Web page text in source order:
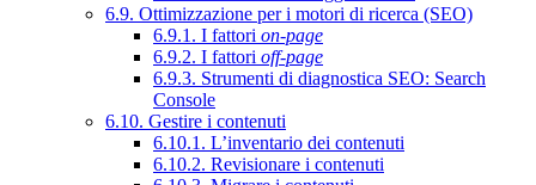
6.9. Ottimizzazione per i motori di ricerca (SEO)
6.9.1. I fattori on-page
6.9.2. I fattori off-page
6.9.3. Strumenti di diagnostica SEO: Search
Console
6.10. Gestire i contenuti
6.10.1. L’inventario dei contenuti
6.10.2. Revisionare i contenuti